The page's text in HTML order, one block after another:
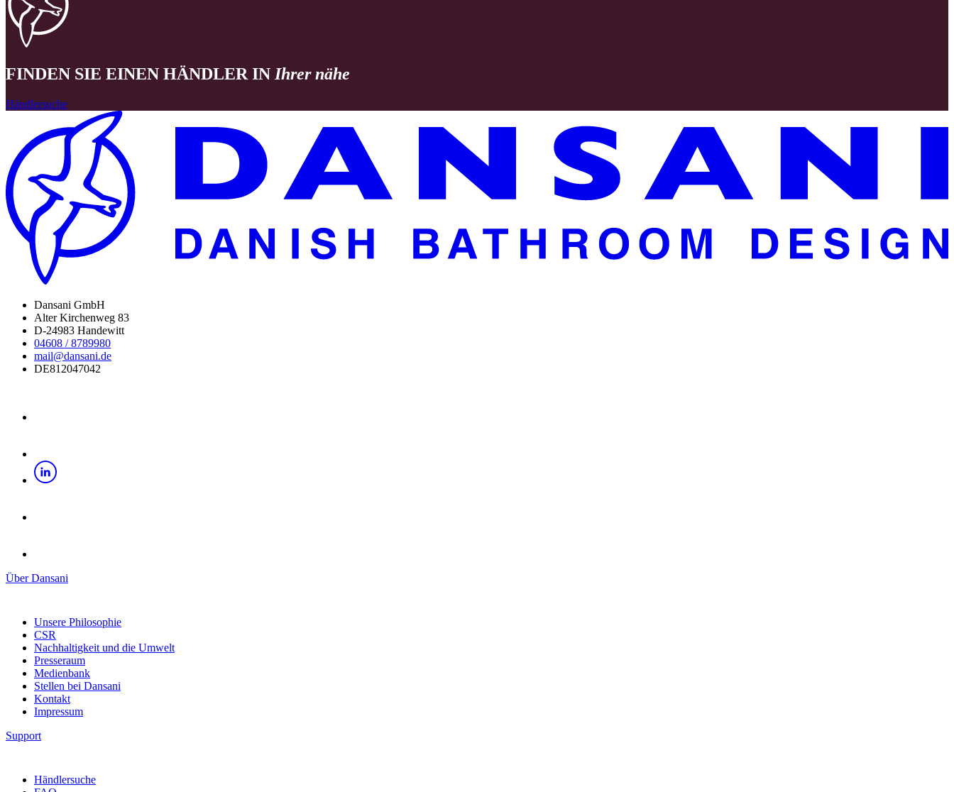
FINDEN SIE EINEN HÄNDLER IN Ihrer nähe
Händlersuche
Dansani GmbH
Alter Kirchenweg 83
D-24983 Handewitt
04608 / 8789980
mail@dansani.de
DE812047042
Über Dansani
Unsere Philosophie
CSR
Nachhaltigkeit und die Umwelt
Presseraum
Medienbank
Stellen bei Dansani
Kontakt
Impressum
Support
Händlersuche